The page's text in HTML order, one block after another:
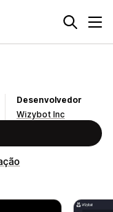
Desenvolvedor
Wizybot Inc